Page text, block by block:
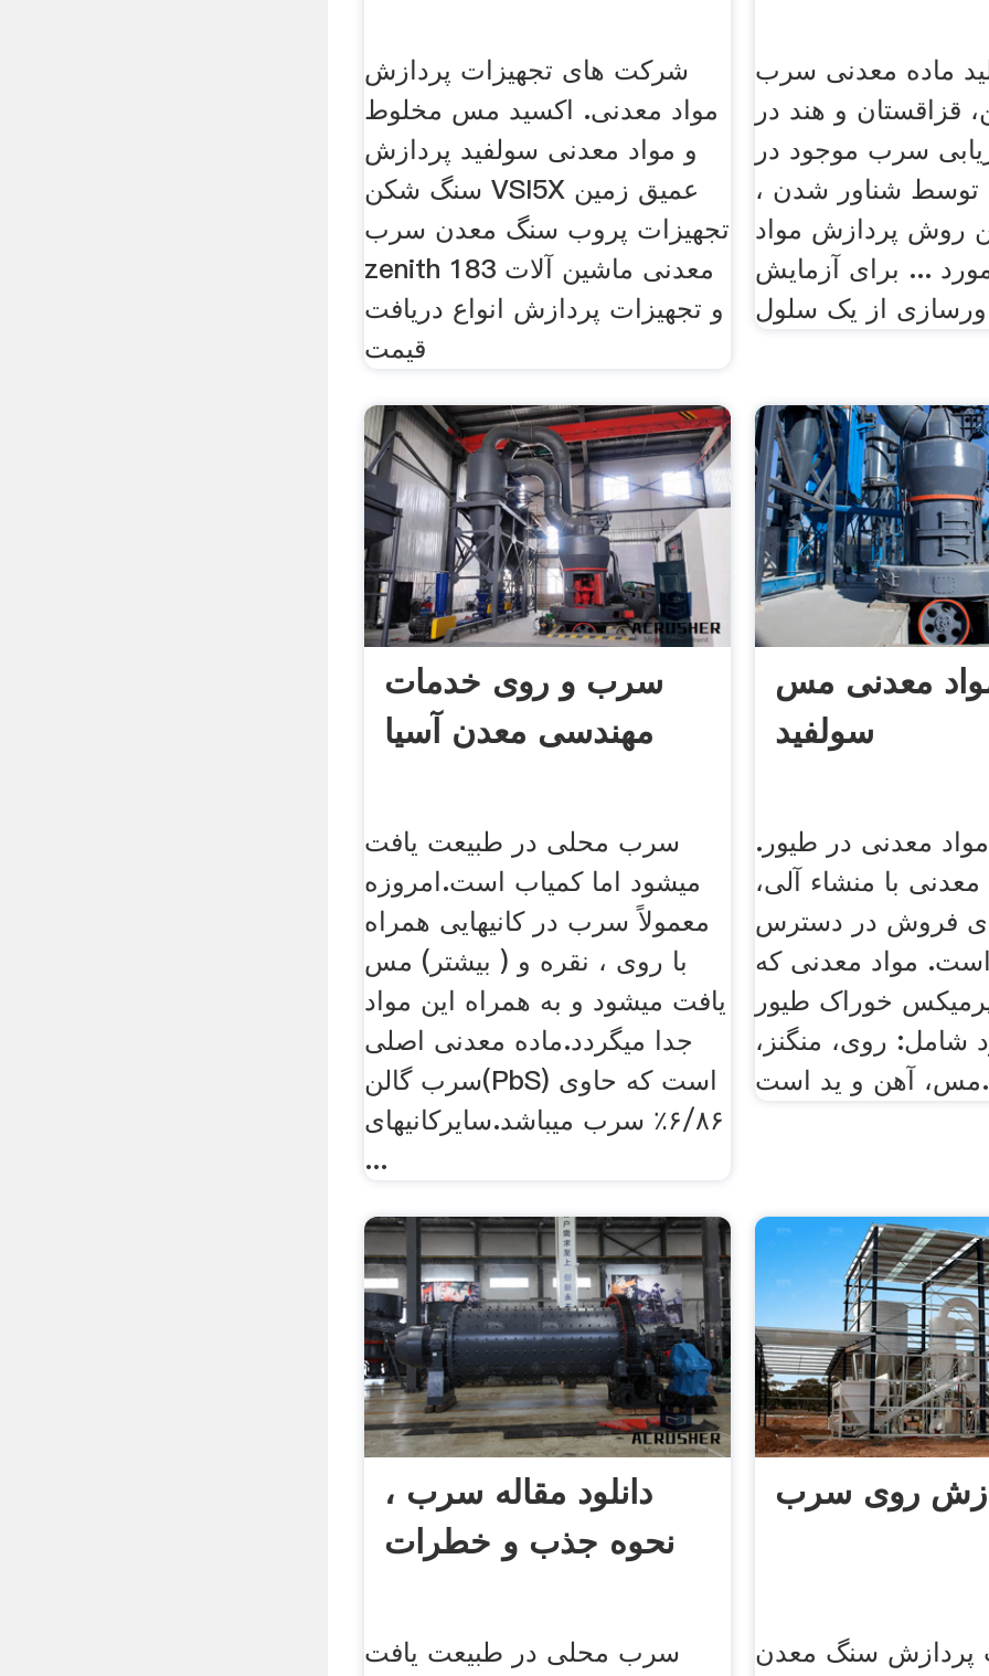
شرکت های تجهیزات پردازش
مواد معدنی. اکسید مس مخلوط
و مواد معدنی سولفید پردازش
سنگ شکن VSI5X عمیق زمین
تجهیزات پروب سنگ معدن سرب
zenith 183 معدنی ماشین آلات
و تجهیزات پردازش انواع دریافت
قیمت
ماده معدنی سرب
قزاقستان و هند در
سرب موجود در
توسط شناور شدن ،
روش پردازش مواد
... برای آزمایش
سرب و روی خدمات
مهندسی معدن آسیا
سرب محلی در طبیعت یافت
میشود اما کمیاب است.امروزه
معمولاً سرب در کانیهایی همراه
با روی ، نقره و ( بیشتر) مس
یافت میشود و به همراه این مواد
جدا میگردد.ماده معدنی اصلی
سرب گالن(PbS) است که حاوی
۶/۸۶٪ سرب میباشد.سایرکانیهای
...
معدنی مس
سولفید
معدنی در طیور.
معدنی با منشاء آلی،
فروش در دسترس
است. مواد معدنی که
خوراک طیور
شامل: روی، منگنز،
مس، آهن و ید است.
دانلود مقاله سرب ،
نحوه جذب و خطرات
سرب محلی در طبیعت یافت
روی سرب
پردازش سنگ معدن